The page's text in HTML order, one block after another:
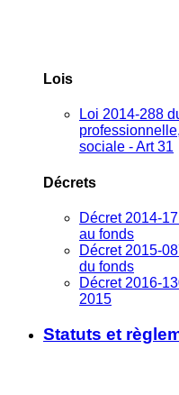
Lois
Loi 2014-288
sociale - Art 31
Décrets
Décret 2014-
au fonds
Décret 2015-
du fonds
Décret 2016-
2015
Statuts et